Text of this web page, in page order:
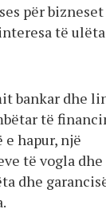
për bizneset
të ulëta
bankar dhe
të
hapur, një
të vogla
dhe